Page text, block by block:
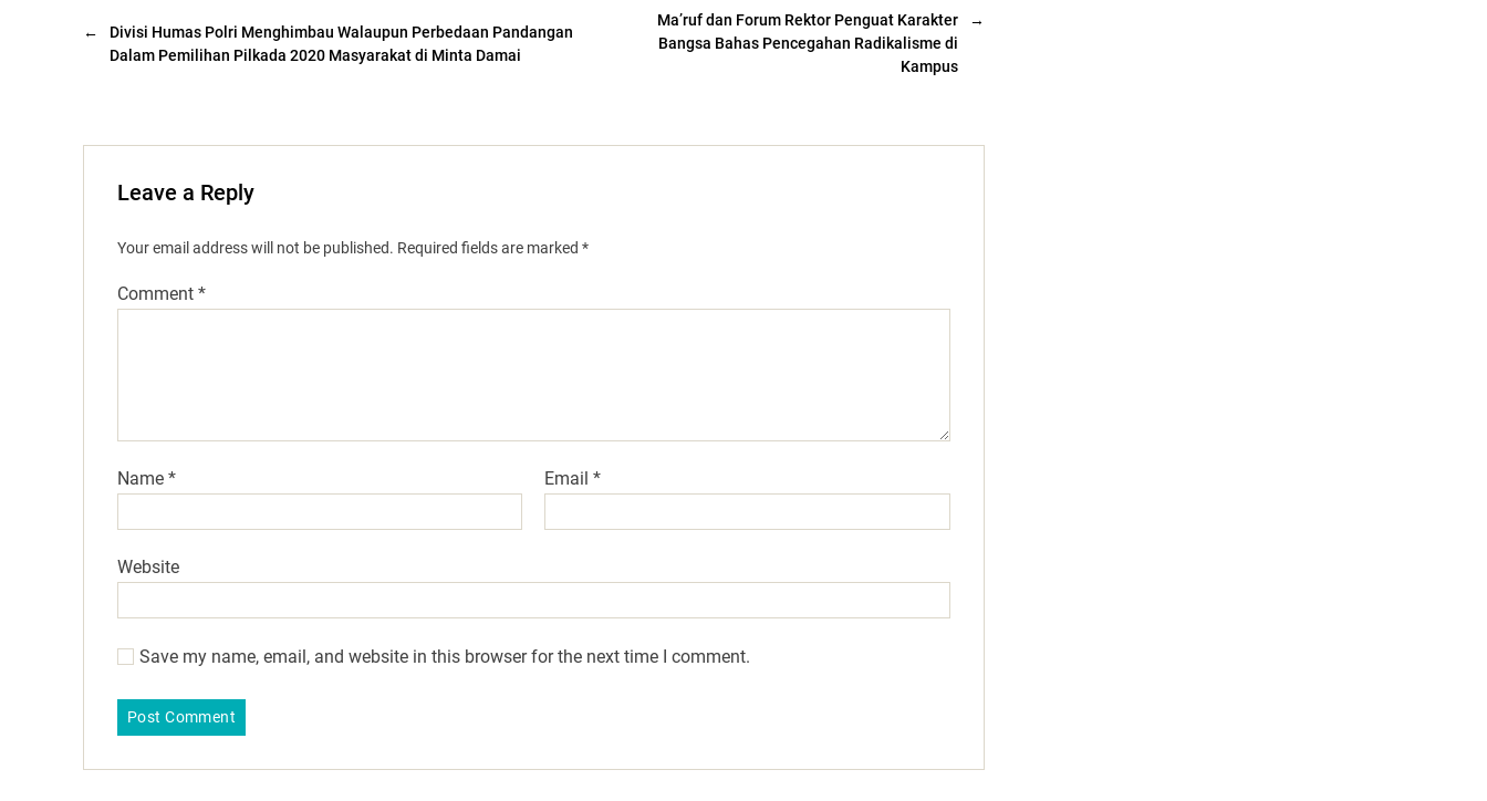
←
Divisi Humas Polri Menghimbau Walaupun Perbedaan Pandangan
Dalam Pemilihan Pilkada 2020 Masyarakat di Minta Damai
→
Ma’ruf dan Forum Rektor Penguat Karakter
Bangsa Bahas Pencegahan Radikalisme di
Kampus
Leave a Reply
Your email address will not be published. Required fields are marked *
Comment *
Name * Email*
Website
Save my name, email, and website in this browser for the next time I comment.